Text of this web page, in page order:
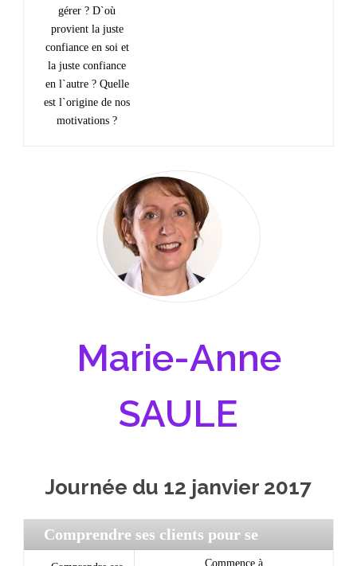
gérer ? D`où
provient la juste
confiance en soi et
la juste confiance
en l`autre ? Quelle
est l`origine de nos
motivations ?
Marie-Anne
SAULE
Journée du 12 janvier 2017
Comprendre ses clients pour se
Commence à